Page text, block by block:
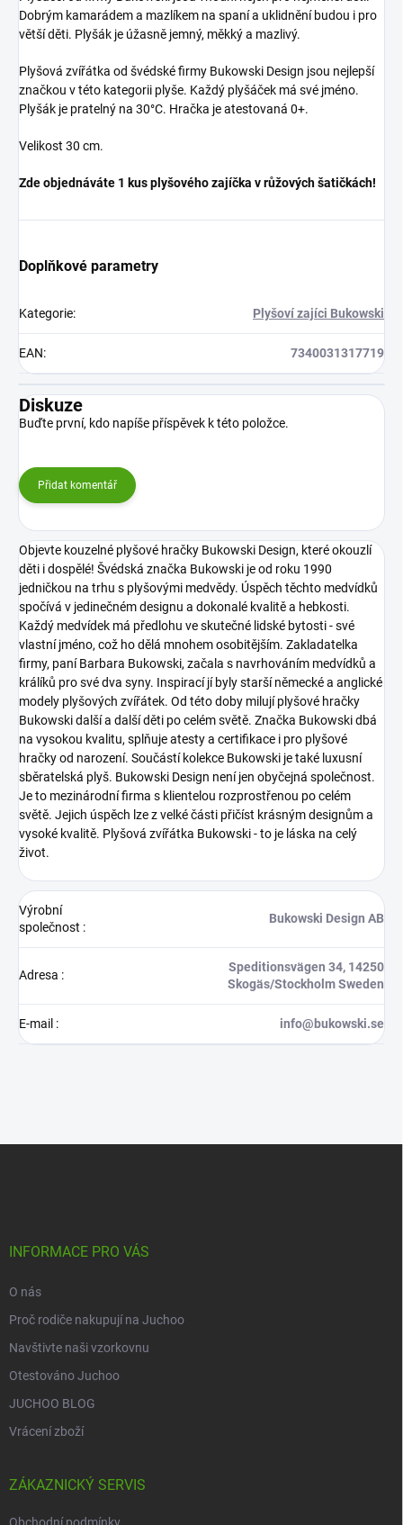
Dobrým kamarádem a mazlíkem na spaní a uklidnění budou i pro
větší děti. Plyšák je úžasně jemný, měkký a mazlivý.
Plyšová zvířátka od švédské firmy Bukowski Design jsou nejlepší
značkou v této kategorii plyše. Každý plyšáček má své jméno.
Plyšák je pratelný na 30°C. Hračka je atestovaná 0+.
Velikost 30 cm.
Zde objednáváte 1 kus plyšového zajíčka v růžových šatičkách!
Doplňkové parametry
Kategorie: Plyšoví zajíci Bukowski
EAN: 7340031317719
Diskuze
Buďte první, kdo napíše příspěvek k této položce.
Přidat komentář
Objevte kouzelné plyšové hračky Bukowski Design, které okouzlí
děti i dospělé! Švédská značka Bukowski je od roku 1990
jedničkou na trhu s plyšovými medvědy. Úspěch těchto medvídků
spočívá v jedinečném designu a dokonalé kvalitě a hebkosti.
Každý medvídek má předlohu ve skutečné lidské bytosti - své
vlastní jméno, což ho dělá mnohem osobitějším. Zakladatelka
firmy, paní Barbara Bukowski, začala s navrhováním medvídků a
králíků pro své dva syny. Inspirací jí byly starší německé a anglické
modely plyšových zvířátek. Od této doby milují plyšové hračky
Bukowski další a další děti po celém světě. Značka Bukowski dbá
na vysokou kvalitu, splňuje atesty a certifikace i pro plyšové
hračky od narození. Součástí kolekce Bukowski je také luxusní
sběratelská plyš. Bukowski Design není jen obyčejná společnost.
Je to mezinárodní firma s klientelou rozprostřenou po celém
světě. Jejich úspěch lze z velké části přičíst krásným designům a
vysoké kvalitě. Plyšová zvířátka Bukowski - to je láska na celý
život.
Výrobní
společnost :
Bukowski Design AB
Adresa :
Speditionsvägen 34, 14250
Skogäs/Stockholm Sweden
E-mail : info@bukowski.se
INFORMACE PRO VÁS
O nás
Proč rodiče nakupují na Juchoo
Navštivte naši vzorkovnu
Otestováno Juchoo
JUCHOO BLOG
Vrácení zboží
ZÁKAZNICKÝ SERVIS